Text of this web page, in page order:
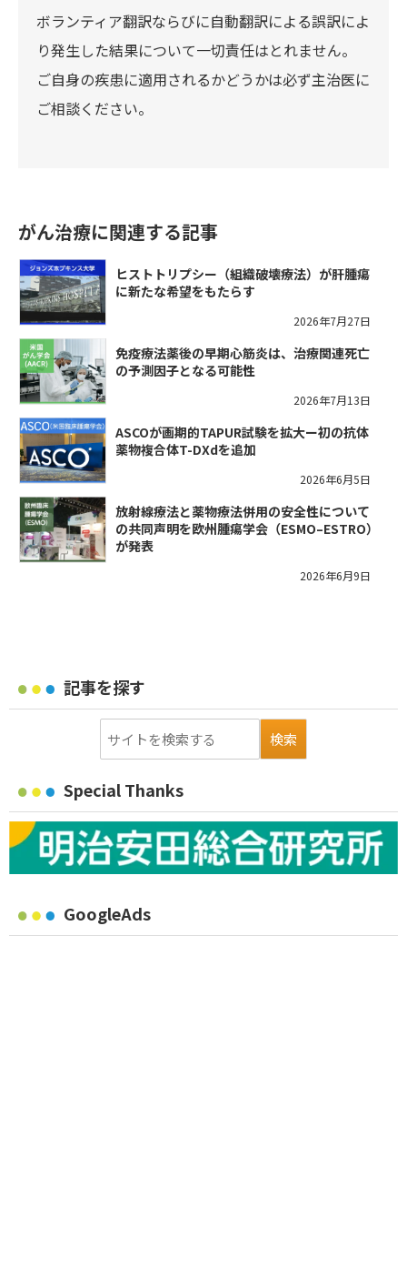
ボランティア翻訳ならびに自動翻訳による誤訳によ
り発生した結果について一切責任はとれません。
ご自身の疾患に適用されるかどうかは必ず主治医に
ご相談ください。
がん治療に関連する記事
ヒストトリプシー（組織破壊療法）が肝腫瘍
に新たな希望をもたらす
2026年7月27日
免疫療法薬後の早期心筋炎は、治療関連死亡
の予測因子となる可能性
2026年7月13日
ASCOが画期的TAPUR試験を拡大ー初の抗体
薬物複合体T-DXdを追加
2026年6月5日
放射線療法と薬物療法併用の安全性について
の共同声明を欧州腫瘍学会（ESMO–ESTRO）
が発表
2026年6月9日
記事を探す
Special Thanks
GoogleAds